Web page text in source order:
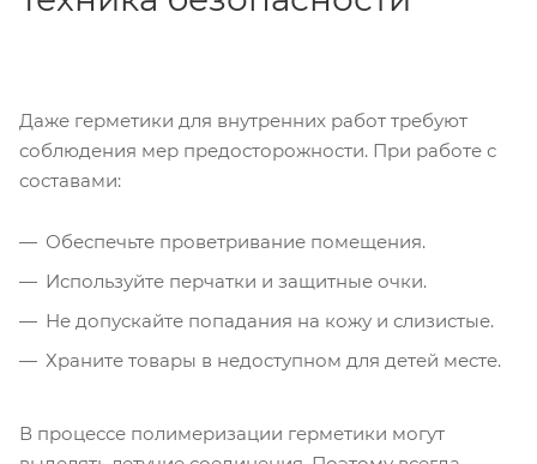
Даже герметики для внутренних работ требуют
соблюдения мер предосторожности. При работе с
составами:
Обеспечьте проветривание помещения.
Используйте перчатки и защитные очки.
Не допускайте попадания на кожу и слизистые.
Храните товары в недоступном для детей месте.
В процессе полимеризации герметики могут